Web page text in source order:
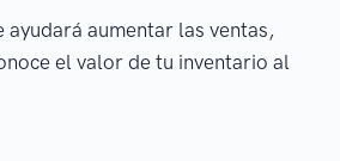
aumentar las ventas,
el valor de tu inventario al